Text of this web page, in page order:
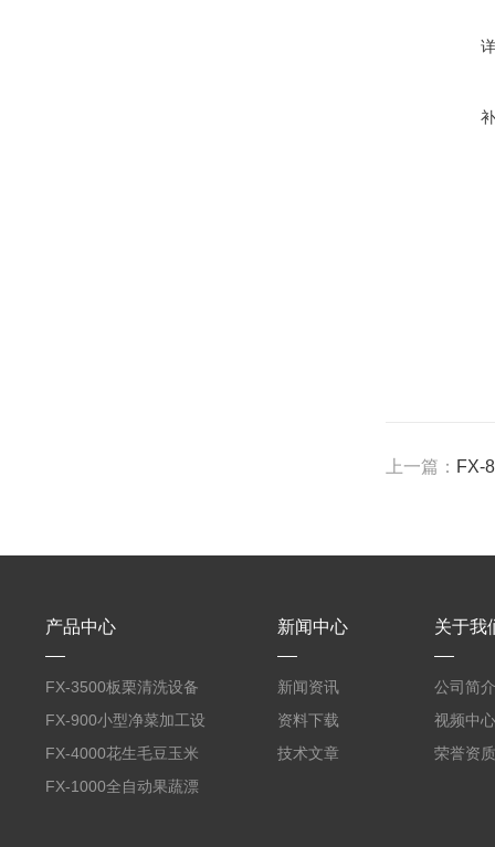
上一篇： FX-
产品中心
FX-3500板栗清洗设备
全自动气泡清洗机
FX-900小型净菜加工设
备野菜清洗机
FX-4000花生毛豆玉米
蒸煮漂烫机
FX-1000全自动果蔬漂
新闻中心
新闻资讯
资料下载
技术文章
关于我
公司简介
视频中心
荣誉资质